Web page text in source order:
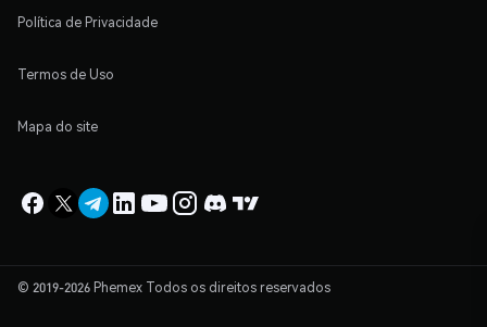
Política de Privacidade
Termos de Uso
Mapa do site
© 2019-2026 Phemex Todos os direitos reservados